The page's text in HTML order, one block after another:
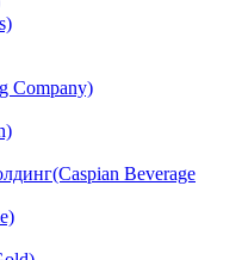
Company)
Beverage